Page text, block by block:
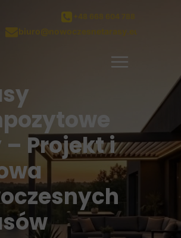
biuro@nowoczesnetarasy.eu
+48 668 604 788
– Projekt i